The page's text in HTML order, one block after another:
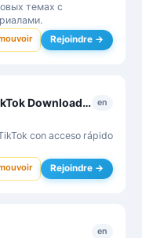
темах с
Rejoindre →
Скачать видео с ТикТок | TikTok Downloader en
con acceso rápido
Rejoindre →
en